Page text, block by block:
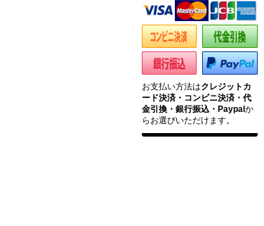
お支払い方法はクレジットカ
ード決済・コンビニ決済・代
金引換・銀行振込・Paypal か
らお選びいただけます。